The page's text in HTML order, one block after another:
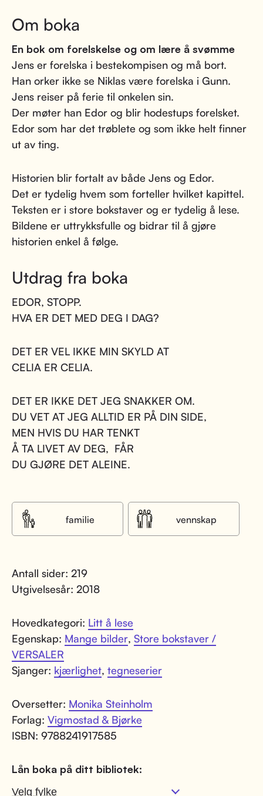
Om boka
En bok om forelskelse og om lære å svømme
Jens er forelska i bestekompisen og må bort.
Han orker ikke se Niklas være forelska i Gunn.
Jens reiser på ferie til onkelen sin.
Der møter han Edor og blir hodestups forelsket.
Edor som har det trøblete og som ikke helt finner
ut av ting.
Historien blir fortalt av både Jens og Edor.
Det er tydelig hvem som forteller hvilket kapittel.
Teksten er i store bokstaver og er tydelig å lese.
Bildene er uttrykksfulle og bidrar til å gjøre
historien enkel å følge.
Utdrag fra boka
EDOR, STOPP.
HVA ER DET MED DEG I DAG?
DET ER VEL IKKE MIN SKYLD AT
CELIA ER CELIA.
DET ER IKKE DET JEG SNAKKER OM.
DU VET AT JEG ALLTID ER PÅ DIN SIDE,
MEN HVIS DU HAR TENKT
Å TA LIVET AV DEG, FÅR
DU GJØRE DET ALEINE.
familie vennskap
Antall sider: 219
Utgivelsesår: 2018
Hovedkategori: Litt å lese
Egenskap: Mange bilder, Store bokstaver /
VERSALER
Sjanger: kjærlighet, tegneserier
Oversetter: Monika Steinholm
Forlag: Vigmostad & Bjørke
ISBN: 9788241917585
Lån boka på ditt bibliotek: